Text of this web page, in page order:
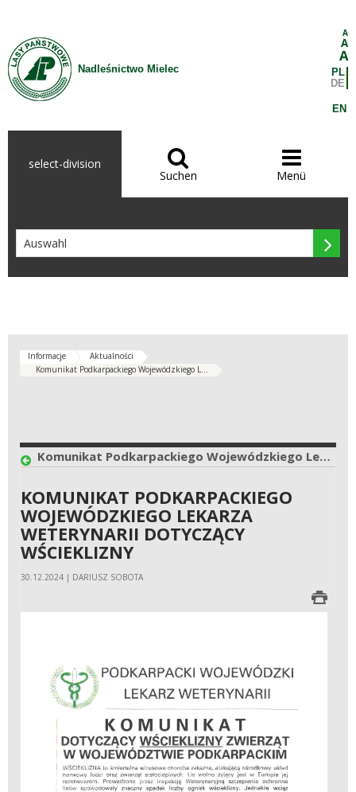
Nadleśnictwo Mielec
A
A
A
PL
DE
EN
select-division 
Suchen

Menü

Informacje
Aktualności
Komunikat Podkarpackiego Wojewódzkiego L...
Komunikat Podkarpackiego Wojewódzkiego Lekarza Weterynarii dotyczący wścieklizny
KOMUNIKAT PODKARPACKIEGO
WOJEWÓDZKIEGO LEKARZA
WETERYNARII DOTYCZĄCY
WŚCIEKLIZNY
30.12.2024 | DARIUSZ SOBOTA